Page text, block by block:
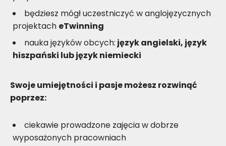
będziesz mógł uczestniczyć w anglojęzycznych
projektach eTwinning
nauka języków obcych: język angielski, język
hiszpański lub język niemiecki
Swoje umiejętności i pasje możesz rozwinąć
poprzez:
ciekawie prowadzone zajęcia w dobrze
wyposażonych pracowniach